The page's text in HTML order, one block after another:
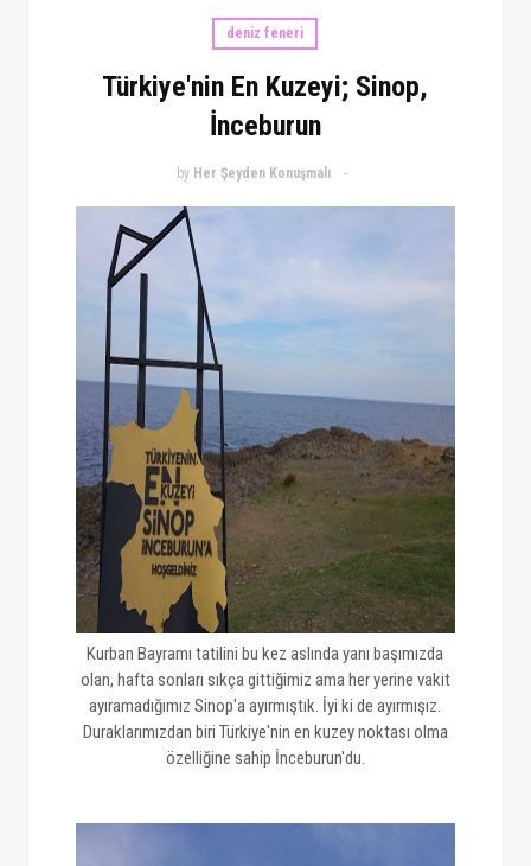
deniz feneri
Türkiye'nin En Kuzeyi; Sinop,
İnceburun
by Her Şeyden Konuşmalı
Kurban Bayramı tatilini bu kez aslında yanı başımızda
olan, hafta sonları sıkça gittiğimiz ama her yerine vakit
ayıramadığımız Sinop'a ayırmıştık. İyi ki de ayırmışız.
Duraklarımızdan biri Türkiye'nin en kuzey noktası olma
özelliğine sahip İnceburun'du.